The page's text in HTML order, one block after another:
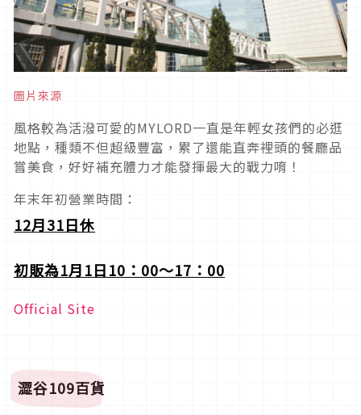
圖片來源
風格較為活潑可愛的MYLORD一直是年輕女孩們的必逛
地點，種類不但超級豐富，累了還能直奔裡頭的餐廳品
嘗美食，好好補充體力才能發揮最大的戰力唷！
年末年初營業時間：
12月31日休
初販為1月1日10：00～17：00
Official Site
澀谷109百貨